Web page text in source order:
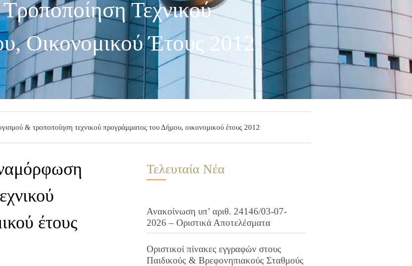
Τεχνικού
Οικονομικού Έτους 2012
& τροποποίηση τεχνικού προγράμματος του Δήμου, οικονομικού έτους 2012
έτους
Τελευταία Νέα
Ανακοίνωση υπ’ αριθ. 24146/03-07-
2026 – Οριστικά Αποτελέσματα
Οριστικοί πίνακες εγγραφών στους
Παιδικούς & Βρεφονηπιακούς Σταθμούς